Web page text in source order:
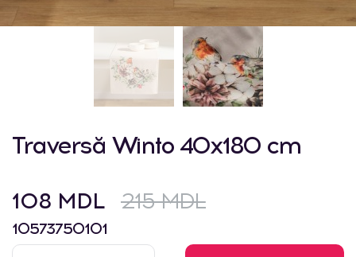
Traversă Winto 40x180 cm
108 MDL 215 MDL
10573750101